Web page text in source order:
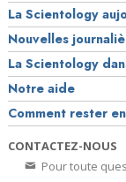
La Scientology
Nouvelles
La Scientology
Notre aide
Comment rester
CONTACTEZ-NOUS
Pour toute